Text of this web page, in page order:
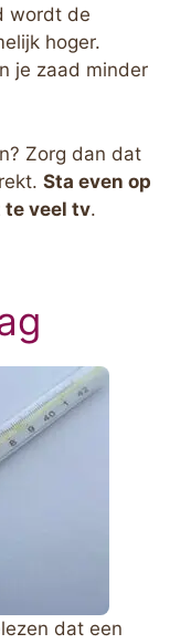
wordt de
hoger.
je zaad minder
Zorg dan dat
Sta even op
veel tv.
dat een